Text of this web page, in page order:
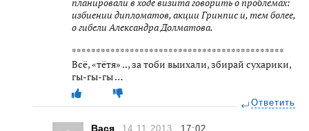
избиении дипломатов, акции Гринпис и, тем более,
о гибели Александра Долматова.
********************************************
Всё, «тётя» .., за тоби выихали, збирай сухарики,
гы-гы-гы …
Ответить
Вася